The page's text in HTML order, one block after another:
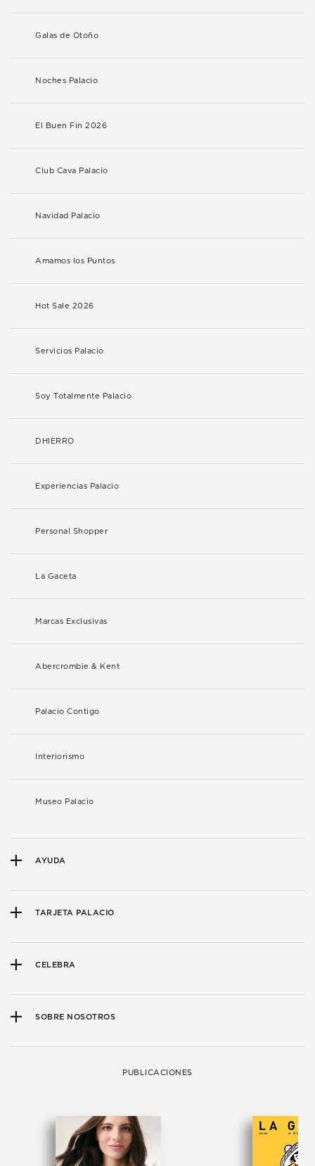
Galas de Otoño
Noches Palacio
El Buen Fin 2026
Club Cava Palacio
Navidad Palacio
Amamos los Puntos
Hot Sale 2026
Servicios Palacio
Soy Totalmente Palacio
DHIERRO
Experiencias Palacio
Personal Shopper
La Gaceta
Marcas Exclusivas
Abercrombie & Kent
Palacio Contigo
Interiorismo
Museo Palacio
AYUDA
TARJETA PALACIO
CELEBRA
SOBRE NOSOTROS
PUBLICACIONES